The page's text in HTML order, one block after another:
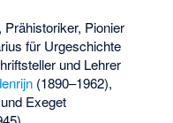
Pionier
für Urgeschichte
und Lehrer
(1890–1962),
Exeget